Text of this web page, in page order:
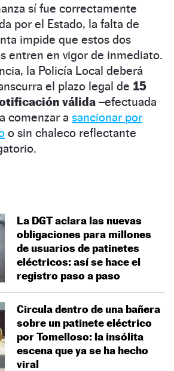
sí fue correctamente
por el Estado, la falta de
impide que estos dos
entren en vigor de inmediato.
la Policía Local deberá
el plazo legal de 15
válida –efectuada
comenzar a sancionar por
o sin chaleco reflectante
La DGT aclara las nuevas
obligaciones para millones
de usuarios de patinetes
eléctricos: así se hace el
registro paso a paso
Circula dentro de una bañera
sobre un patinete eléctrico
por Tomelloso: la insólita
escena que ya se ha hecho
viral